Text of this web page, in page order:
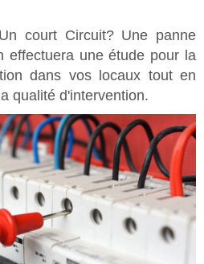
court Circuit? Une panne
effectuera une étude pour la
dans vos locaux tout en
qualité d'intervention.